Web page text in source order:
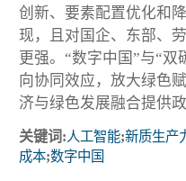
创新、要素配置优化和
现，且对国企、东部、
更强。“数字中国”与“
向协同效应，放大绿色
济与绿色发展融合提供政
关键词:人工智能;新质生产
成本;数字中国